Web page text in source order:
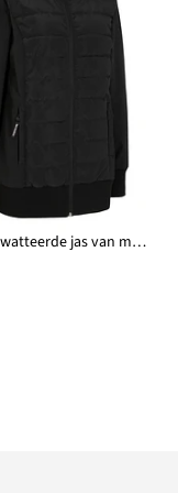
Hybride gewatteerde jas van materiaalmix, waterafstotend